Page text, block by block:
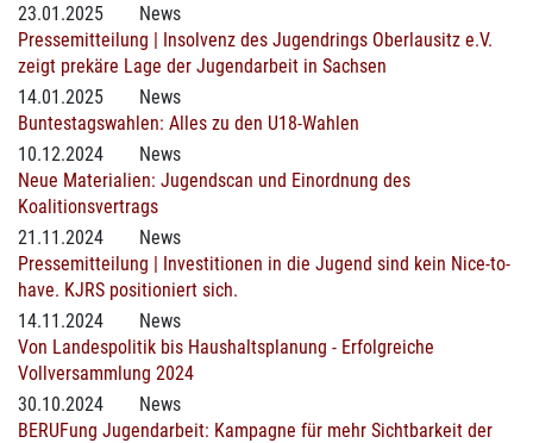
23.01.2025
News
Pressemitteilung | Insolvenz des Jugendrings Oberlausitz e.V.
zeigt prekäre Lage der Jugendarbeit in Sachsen
14.01.2025
News
Buntestagswahlen: Alles zu den U18-Wahlen
10.12.2024
News
Neue Materialien: Jugendscan und Einordnung des
Koalitionsvertrags
21.11.2024
News
Pressemitteilung | Investitionen in die Jugend sind kein Nice-to-
have. KJRS positioniert sich.
14.11.2024
News
Von Landespolitik bis Haushaltsplanung - Erfolgreiche
Vollversammlung 2024
30.10.2024
News
BERUFung Jugendarbeit: Kampagne für mehr Sichtbarkeit der